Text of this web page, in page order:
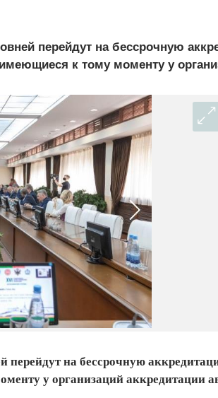
перейдут на бессрочную
к тому моменту у
перейдут на бессрочную
у организаций аккредитации